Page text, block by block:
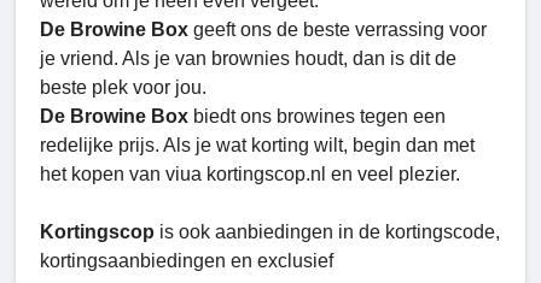
De Browine Box geeft ons de beste verrassing voor
je vriend. Als je van brownies houdt, dan is dit de
beste plek voor jou.
De Browine Box biedt ons browines tegen een
redelijke prijs. Als je wat korting wilt, begin dan met
het kopen van viua kortingscop.nl en veel plezier.
Kortingscop is ook aanbiedingen in de kortingscode,
kortingsaanbiedingen en exclusief